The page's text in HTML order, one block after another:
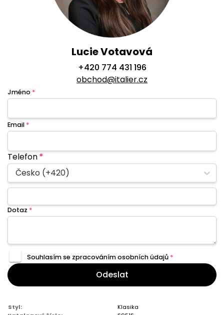
Lucie Votavová
+420 774 431 196
obchod@italier.cz
Jméno *
Email *
Telefon*
Česko (+420)
Dotaz *
Souhlasím se zpracovánímosobních údajů *
Odeslat
Styl:
Klasika